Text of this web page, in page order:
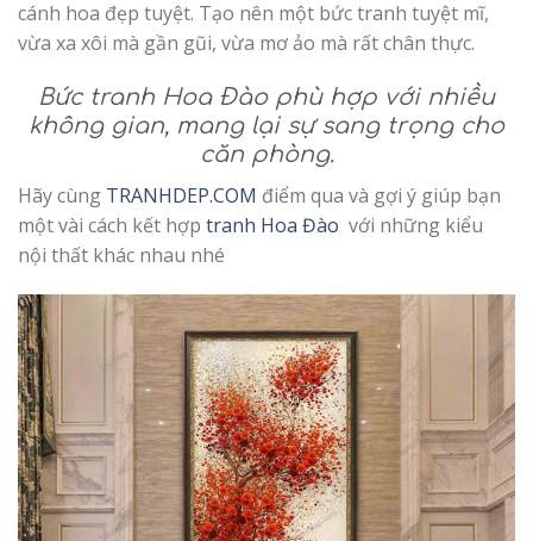
cánh hoa đẹp tuyệt. Tạo nên một bức tranh tuyệt mĩ,
vừa xa xôi mà gần gũi, vừa mơ ảo mà rất chân thực.
Bức tranh Hoa Đào phù hợp với nhiều
không gian, mang lại sự sang trọng cho
căn phòng.
Hãy cùng TRANHDEP.COM điểm qua và gợi ý giúp bạn
một vài cách kết hợp tranh Hoa Đào với những kiểu
nội thất khác nhau nhé